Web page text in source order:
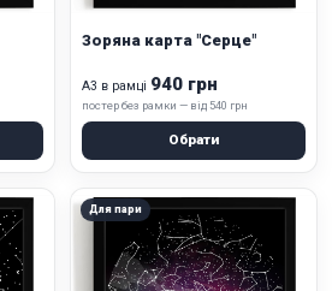
Зоряна карта "Серце"
А3 в рамці 940 грн
постер без рамки — від 540 грн
Обрати
Для пари